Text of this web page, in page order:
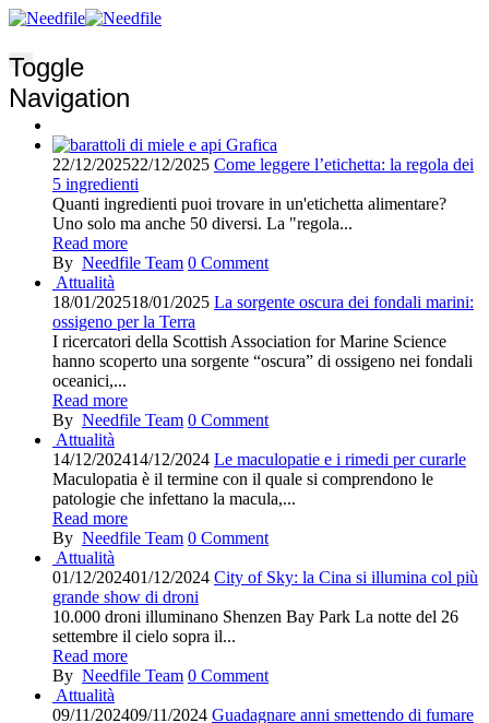
Toggle
Navigation
Grafica
22/12/202522/12/2025 Come leggere l’etichetta: la regola dei
5 ingredienti
Quanti ingredienti puoi trovare in un'etichetta alimentare?
Uno solo ma anche 50 diversi. La "regola...
Read more
By Needfile Team 0 Comment
Attualità
18/01/202518/01/2025 La sorgente oscura dei fondali marini:
ossigeno per la Terra
I ricercatori della Scottish Association for Marine Science
hanno scoperto una sorgente “oscura” di ossigeno nei fondali
oceanici,...
Read more
By Needfile Team 0 Comment
Attualità
14/12/202414/12/2024 Le maculopatie e i rimedi per curarle
Maculopatia è il termine con il quale si comprendono le
patologie che infettano la macula,...
Read more
By Needfile Team 0 Comment
Attualità
01/12/202401/12/2024 City of Sky: la Cina si illumina col più
grande show di droni
10.000 droni illuminano Shenzen Bay Park La notte del 26
settembre il cielo sopra il...
Read more
By Needfile Team 0 Comment
Attualità
09/11/202409/11/2024 Guadagnare anni smettendo di fumare